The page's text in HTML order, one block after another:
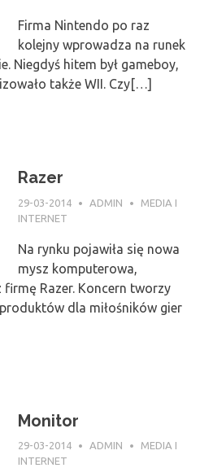
Firma Nintendo po raz
kolejny wprowadza na runek
Niegdyś hitem był gameboy,
także WII. Czy[…]
Razer
29-03-2014 ADMIN
MEDIA I
INTERNET
Na rynku pojawiła się nowa
mysz komputerowa,
Razer. Koncern tworzy
dla miłośników gier
Monitor
29-03-2014 ADMIN
MEDIA I
INTERNET